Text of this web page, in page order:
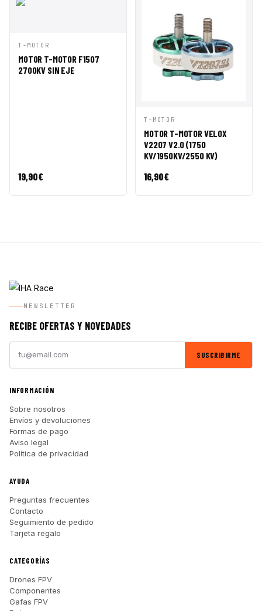
VISTA
RÁPIDA
CESTA
T-MOTOR
MOTOR T-MOTOR F1507
2700KV SIN EJE
19,90€
VISTA
RÁPIDA
CESTA
T-MOTOR
MOTOR T-MOTOR VELOX
V2207 V2.0 (1750
KV/1950KV/2550 KV)
16,90€
NEWSLETTER
RECIBE OFERTAS Y NOVEDADES
SUSCRIBIRME
INFORMACIÓN
Sobre nosotros
Envíos y devoluciones
Formas de pago
Aviso legal
Política de privacidad
AYUDA
Preguntas frecuentes
Contacto
Seguimiento de pedido
Tarjeta regalo
CATEGORÍAS
Drones FPV
Componentes
Gafas FPV